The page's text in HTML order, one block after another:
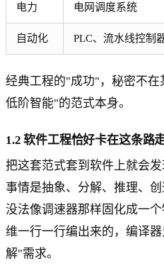
电力 电网调度系统
自动化 PLC、流水线控制
经典工程的"成功"，秘密不
低阶智能"的范式本身。
1.2 软件工程恰好卡在这条路
把这套范式套到软件上就会
事情是抽象、分解、推理、
没法像调速器那样固化成一
维一行一行编出来的，编译
解"需求。